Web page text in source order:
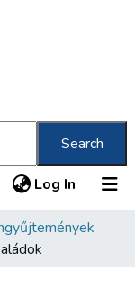
Search
Log In (current)